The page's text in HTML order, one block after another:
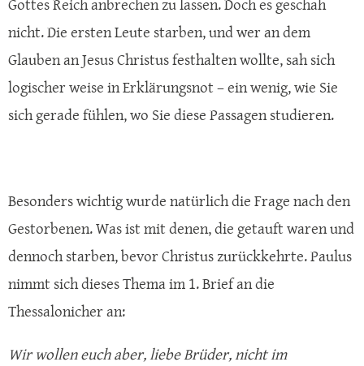
Gottes Reich anbrechen zu lassen. Doch es geschah
nicht. Die ersten Leute starben, und wer an dem
Glauben an Jesus Christus festhalten wollte, sah sich
logischer weise in Erklärungsnot – ein wenig, wie Sie
sich gerade fühlen, wo Sie diese Passagen studieren.
Besonders wichtig wurde natürlich die Frage nach den
Gestorbenen. Was ist mit denen, die getauft waren und
dennoch starben, bevor Christus zurückkehrte. Paulus
nimmt sich dieses Thema im 1. Brief an die
Thessalonicher an:
Wir wollen euch aber, liebe Brüder, nicht im